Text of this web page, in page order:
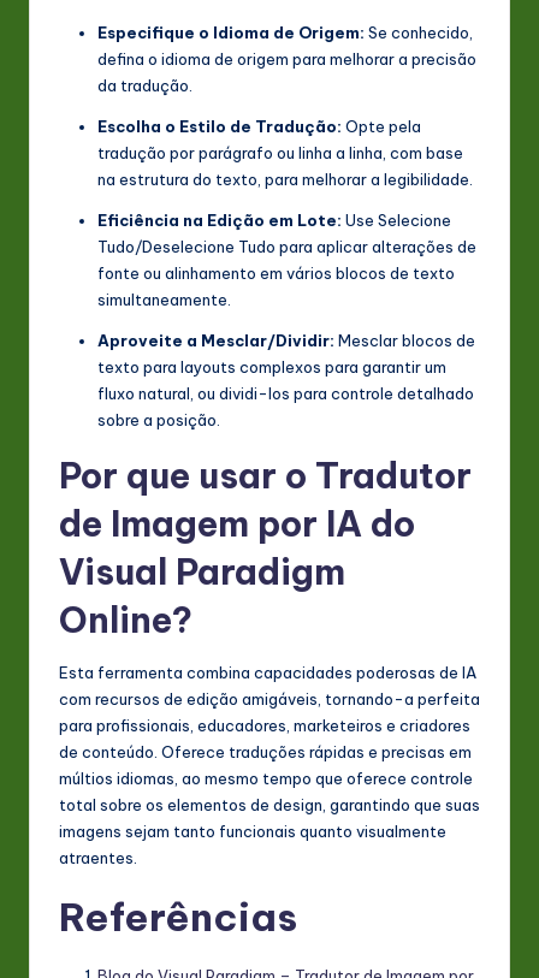
Especifique o Idioma de Origem: Se conhecido,
defina o idioma de origem para melhorar a precisão
da tradução.
Escolha o Estilo de Tradução: Opte pela
tradução por parágrafo ou linha a linha, com base
na estrutura do texto, para melhorar a legibilidade.
Eficiência na Edição em Lote: Use Selecione
Tudo/Deselecione Tudo para aplicar alterações de
fonte ou alinhamento em vários blocos de texto
simultaneamente.
Aproveite a Mesclar/Dividir: Mesclar blocos de
texto para layouts complexos para garantir um
fluxo natural, ou dividi-los para controle detalhado
sobre a posição.
Por que usar o Tradutor
de Imagem por IA do
Visual Paradigm
Online?
Esta ferramenta combina capacidades poderosas de IA
com recursos de edição amigáveis, tornando-a perfeita
para profissionais, educadores, marketeiros e criadores
de conteúdo. Oferece traduções rápidas e precisas em
múltios idiomas, ao mesmo tempo que oferece controle
total sobre os elementos de design, garantindo que suas
imagens sejam tanto funcionais quanto visualmente
atraentes.
Referências